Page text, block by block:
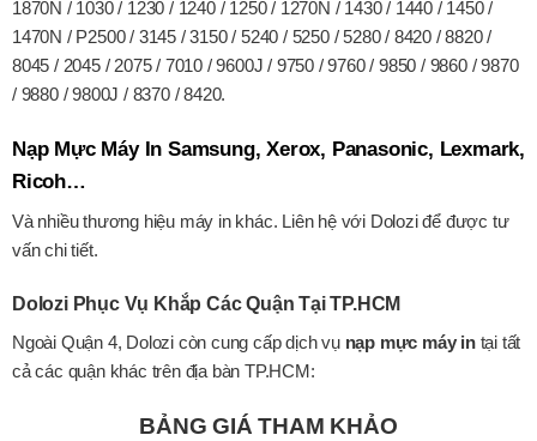
1870N / 1030 / 1230 / 1240 / 1250 / 1270N / 1430 / 1440 / 1450 /
1470N / P2500 / 3145 / 3150 / 5240 / 5250 / 5280 / 8420 / 8820 /
8045 / 2045 / 2075 / 7010 / 9600J / 9750 / 9760 / 9850 / 9860 / 9870
/ 9880 / 9800J / 8370 / 8420.
Nạp Mực Máy In Samsung, Xerox, Panasonic, Lexmark,
Ricoh…
Và nhiều thương hiệu máy in khác. Liên hệ với Dolozi để được tư
vấn chi tiết.
Dolozi Phục Vụ Khắp Các Quận Tại TP.HCM
Ngoài Quận 4, Dolozi còn cung cấp dịch vụ nạp mực máy intại tất
cả các quận khác trên địa bàn TP.HCM:
BẢNG GIÁ THAM KHẢO